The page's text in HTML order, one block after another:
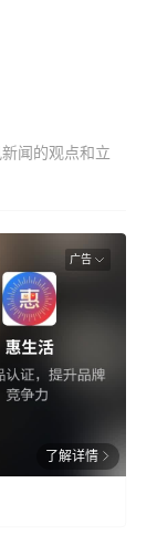
闻的观点和立
广告
了解详情